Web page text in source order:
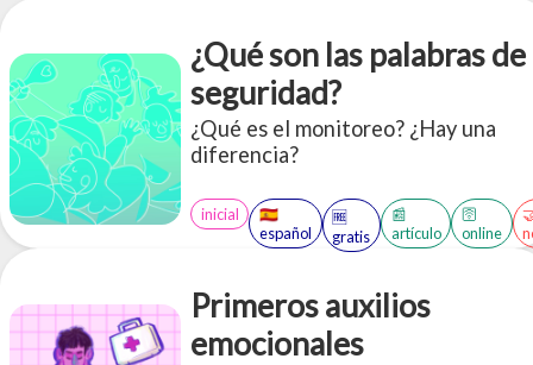
¿Qué son las palabras de
seguridad?
¿Qué es el monitoreo? ¿Hay una
diferencia?
inicial
🇪🇸
español
🆓
gratis
📰
artículo
🛜
online
Primeros auxilios
emocionales